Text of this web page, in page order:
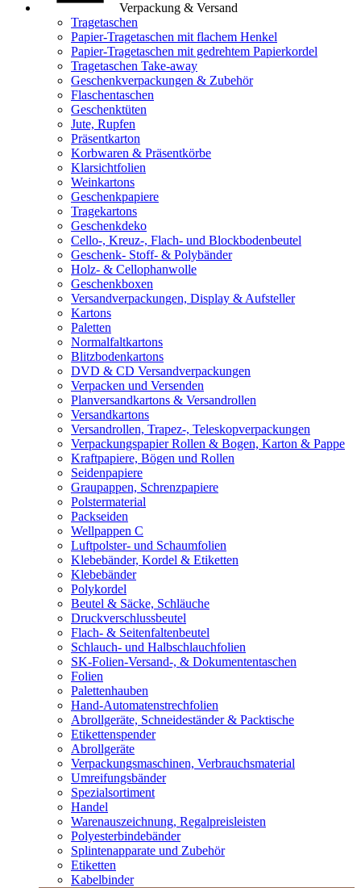
Verpackung & Versand
Tragetaschen
Papier-Tragetaschen mit flachem Henkel
Papier-Tragetaschen mit gedrehtem Papierkordel
Tragetaschen Take-away
Geschenkverpackungen & Zubehör
Flaschentaschen
Geschenktüten
Jute, Rupfen
Präsentkarton
Korbwaren & Präsentkörbe
Klarsichtfolien
Weinkartons
Geschenkpapiere
Tragekartons
Geschenkdeko
Cello-, Kreuz-, Flach- und Blockbodenbeutel
Geschenk- Stoff- & Polybänder
Holz- & Cellophanwolle
Geschenkboxen
Versandverpackungen, Display & Aufsteller
Kartons
Paletten
Normalfaltkartons
Blitzbodenkartons
DVD & CD Versandverpackungen
Verpacken und Versenden
Planversandkartons & Versandrollen
Versandkartons
Versandrollen, Trapez-, Teleskopverpackungen
Verpackungspapier Rollen & Bogen, Karton & Pappe
Kraftpapiere, Bögen und Rollen
Seidenpapiere
Graupappen, Schrenzpapiere
Polstermaterial
Packseiden
Wellpappen C
Luftpolster- und Schaumfolien
Klebebänder, Kordel & Etiketten
Klebebänder
Polykordel
Beutel & Säcke, Schläuche
Druckverschlussbeutel
Flach- & Seitenfaltenbeutel
Schlauch- und Halbschlauchfolien
SK-Folien-Versand-, & Dokumententaschen
Folien
Palettenhauben
Hand-Automatenstrechfolien
Abrollgeräte, Schneideständer & Packtische
Etikettenspender
Abrollgeräte
Verpackungsmaschinen, Verbrauchsmaterial
Umreifungsbänder
Spezialsortiment
Handel
Warenauszeichnung, Regalpreisleisten
Polyesterbindebänder
Splintenapparate und Zubehör
Etiketten
Kabelbinder